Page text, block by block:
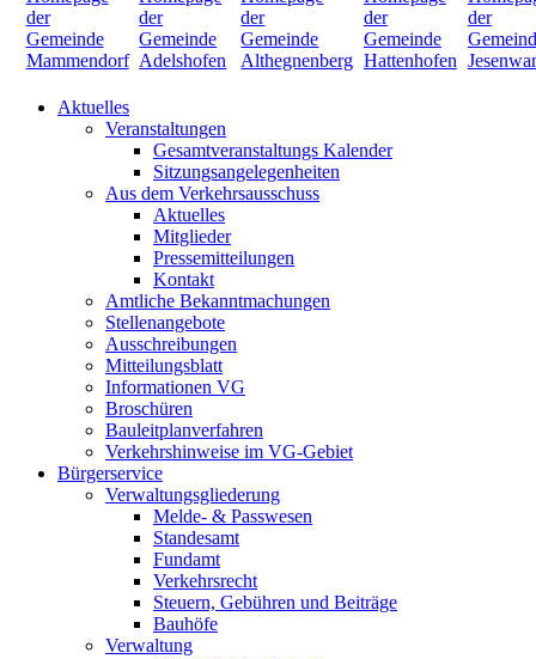
Aktuelles
Veranstaltungen
Gesamtveranstaltungs Kalender
Sitzungsangelegenheiten
Aus dem Verkehrsausschuss
Aktuelles
Mitglieder
Pressemitteilungen
Kontakt
Amtliche Bekanntmachungen
Stellenangebote
Ausschreibungen
Mitteilungsblatt
Informationen VG
Broschüren
Bauleitplanverfahren
Verkehrshinweise im VG-Gebiet
Bürgerservice
Verwaltungsgliederung
Melde- & Passwesen
Standesamt
Fundamt
Verkehrsrecht
Steuern, Gebühren und Beiträge
Bauhöfe
Verwaltung